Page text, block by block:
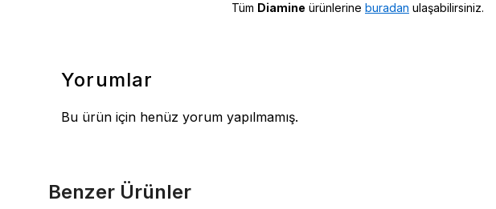
Tüm Diamine ürünlerine buradan ulaşabilirsiniz.
Yorumlar
Bu ürün için henüz yorum yapılmamış.
Benzer Ürünler